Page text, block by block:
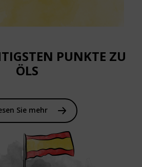
PUNKTE ZU
ÖLS
Sie mehr